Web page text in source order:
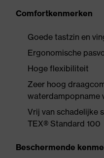
Comfortkenmerken
Goede tastzin en
Ergonomische
Hoge flexibiliteit
Zeer hoog
waterdampopname
Vrij van schadelijke
TEX® Standard 100
Beschermende